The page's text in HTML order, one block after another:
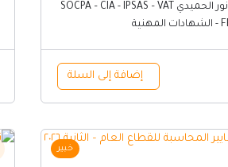
الدكتور أنور الحميدي SOCPA – CIA - IPSAS – VAT
- الشهادات المهنية
إضافة إلى السلة
خبير
السعر